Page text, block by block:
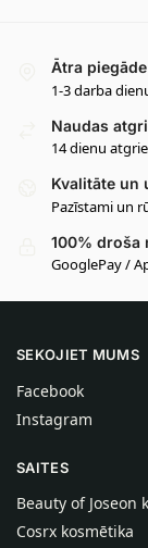
Ātra piegāde
1-3 darba
Naudas
14 dienu
Kvalitāte un
Pazīstami un
100% droša
GooglePay /
SEKOJIET MUMS
Facebook
Instagram
SAITES
Beauty of Joseon
Cosrx kosmētika